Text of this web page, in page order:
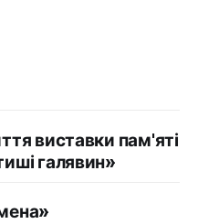
виставки пам'яті
галявин»